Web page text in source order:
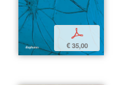
p
€ 35,00